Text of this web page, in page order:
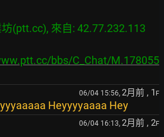
(ptt.cc), 來自: 42.77.232.113
bbs/C_Chat/M.178055
06/04 15:56, 2月前 , 1 F
Heyyyyaaaa Hey
06/04 16:13, 2月前 , 2F